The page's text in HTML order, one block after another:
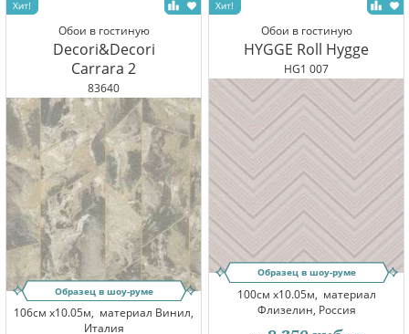
Обои в гостиную
Decori&Decori
Carrara 2
83640
Образец в шоу-руме
106см x10.05м, материал Винил,
Италия
Обои в гостиную
HYGGE Roll Hygge
HG1 007
Образец в шоу-руме
100см x10.05м, материал
Флизелин, Россия